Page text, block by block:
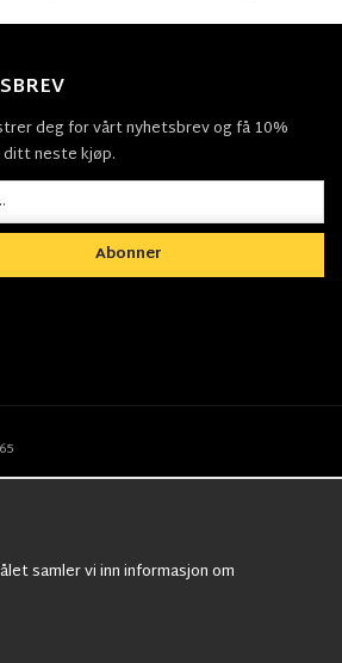
deg for vårt nyhetsbrev og få 10%
neste kjøp.
Abonner
samler vi inn informasjon om